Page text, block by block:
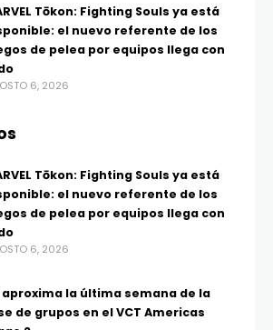
Tōkon: Fighting Souls ya está
el nuevo referente de los
de pelea por equipos llega con
6, 2026
Tōkon: Fighting Souls ya está
el nuevo referente de los
de pelea por equipos llega con
6, 2026
aproxima la última semana de la
de grupos en el VCT Americas